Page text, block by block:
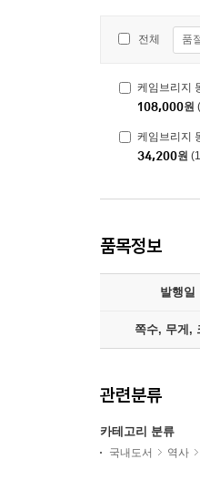
전체 품
케임브리지
108,000원
케임브리지
34,200원
품목정보
발행일
쪽수, 무게,
관련분류
카테고리 분류
국내도서 역사